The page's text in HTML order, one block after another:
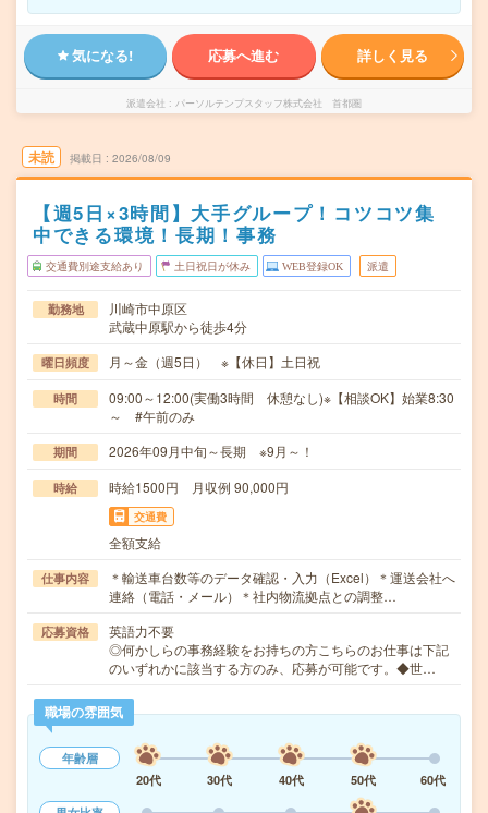
気になる! 応募へ進む 詳しく見る
派遣会社 パーソルテンプスタッフ株式会社 首都圏
未読 掲載日 2026/08/09
【週5日×3時間】大手グループ！コツコツ集
中できる環境！長期！事務
交通費別途支給あり 土日祝日が休み WEB登録OK 派遣
勤務地
川崎市中原区
武蔵中原駅から徒歩4分
曜日頻度 月～金（週5日） ※【休日】土日祝
時間
09:00～12:00(実働3時間 休憩なし)※【相談OK】始業8:30
～ #午前のみ
期間 2026年09月中旬～長期 ※9月～！
時給 時給1500円 月収例 90,000円
交通費
全額支給
仕事内容
＊輸送車台数等のデータ確認・入力（Excel）＊運送会社へ
連絡（電話・メール）＊社内物流拠点との調整…
応募資格
英語力不要
◎何かしらの事務経験をお持ちの方こちらのお仕事は下記
のいずれかに該当する方のみ、応募が可能です。◆世…
職場の雰囲気
年齢層
20代
30代 40代 50代
60代